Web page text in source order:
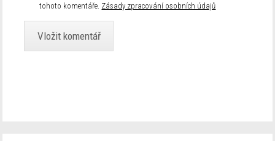
tohoto komentáře. Zásady zpracování osobních údajů